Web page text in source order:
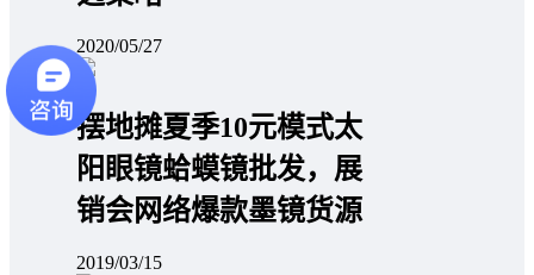
2020/05/27
摆地摊夏季10元模式太
阳眼镜蛤蟆镜批发，展
销会网络爆款墨镜货源
2019/03/15